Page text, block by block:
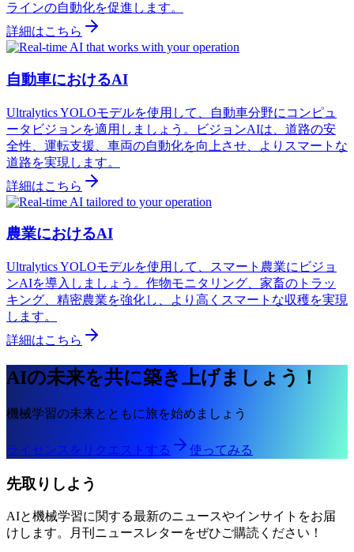
ラインの自動化を促進します。
詳細はこちら
自動車におけるAI
Ultralytics YOLOモデルを使用して、自動車分野にコンピュ
ータビジョンを適用しましょう。ビジョンAIは、道路の安
全性、運転支援、車両の自動化を向上させ、よりスマートな
道路を実現します。
詳細はこちら
農業におけるAI
Ultralytics YOLOモデルを使用して、スマート農業にビジョ
ンAIを導入しましょう。作物モニタリング、家畜のトラッ
キング、精密農業を強化し、より高くスマートな収穫を実現
します。
詳細はこちら
AIの未来を共に築き上げましょう！
機械学習の未来とともに旅を始めましょう
ライセンスをリクエストする 使ってみる
先取りしよう
AIと機械学習に関する最新のニュースやインサイトをお届
けします。月刊ニュースレターをぜひご購読ください！